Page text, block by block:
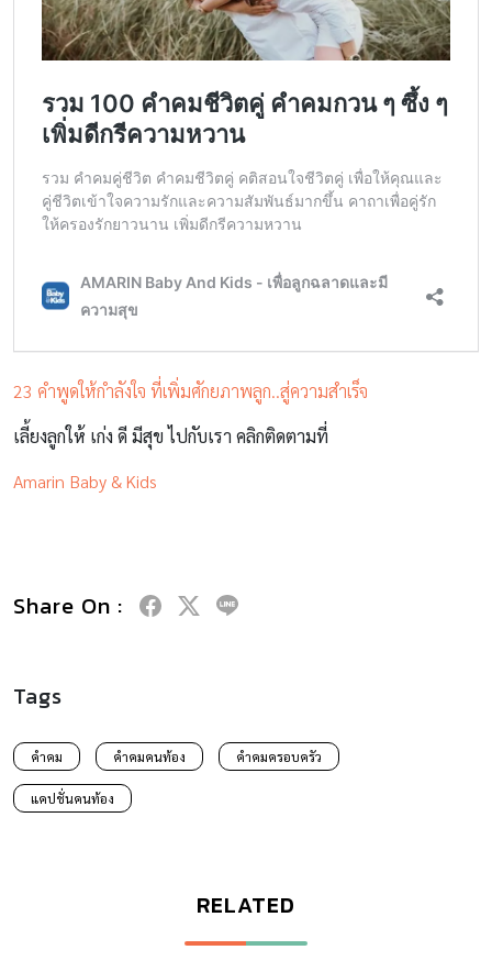
23 คำพูดให้กำลังใจ ที่เพิ่มศักยภาพลูก..สู่ความสำเร็จ
เลี้ยงลูกให้ เก่ง ดี มีสุข ไปกับเรา คลิกติดตามที่
Amarin Baby & Kids
Share On :
Tags
คำคม คำคมคนท้อง คำคมครอบครัว
แคปชั่นคนท้อง
RELATED